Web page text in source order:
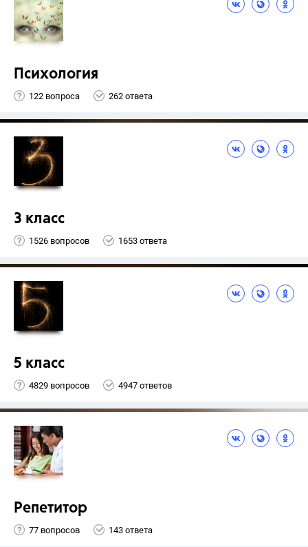
Психология
122 вопроса 262 ответа
3 класс
1526 вопросов 1653 ответа
5 класс
4829 вопросов 4947 ответов
Репетитор
77 вопросов 143 ответа